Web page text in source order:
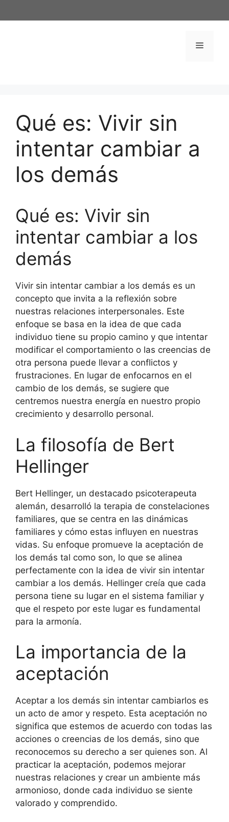
al
Menú
Qué es: Vivir sin
intentar cambiar a
los demás
Qué es: Vivir sin
intentar cambiar a los
demás
Vivir sin intentar cambiar a los demás es un
concepto que invita a la reflexión sobre
nuestras relaciones interpersonales. Este
enfoque se basa en la idea de que cada
individuo tiene su propio camino y que intentar
modificar el comportamiento o las creencias de
otra persona puede llevar a conflictos y
frustraciones. En lugar de enfocarnos en el
cambio de los demás, se sugiere que
centremos nuestra energía en nuestro propio
crecimiento y desarrollo personal.
La filosofía de Bert
Hellinger
Bert Hellinger, un destacado psicoterapeuta
alemán, desarrolló la terapia de constelaciones
familiares, que se centra en las dinámicas
familiares y cómo estas influyen en nuestras
vidas. Su enfoque promueve la aceptación de
los demás tal como son, lo que se alinea
perfectamente con la idea de vivir sin intentar
cambiar a los demás. Hellinger creía que cada
persona tiene su lugar en el sistema familiar y
que el respeto por este lugar es fundamental
para la armonía.
La importancia de la
aceptación
Aceptar a los demás sin intentar cambiarlos es
un acto de amor y respeto. Esta aceptación no
significa que estemos de acuerdo con todas las
acciones o creencias de los demás, sino que
reconocemos su derecho a ser quienes son. Al
practicar la aceptación, podemos mejorar
nuestras relaciones y crear un ambiente más
armonioso, donde cada individuo se siente
valorado y comprendido.